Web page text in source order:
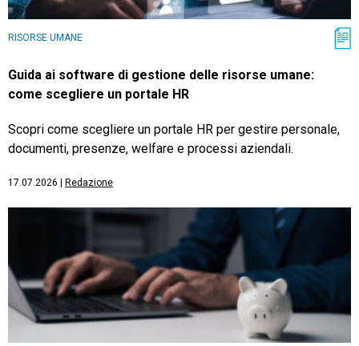
RISORSE UMANE
Guida ai software di gestione delle risorse umane:
come scegliere un portale HR
Scopri come scegliere un portale HR per gestire personale,
documenti, presenze, welfare e processi aziendali.
17.07.2026 | Redazione